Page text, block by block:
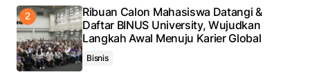
Ribuan Calon Mahasiswa Datangi &
Daftar BINUS University, Wujudkan
Langkah Awal Menuju Karier Global
Bisnis